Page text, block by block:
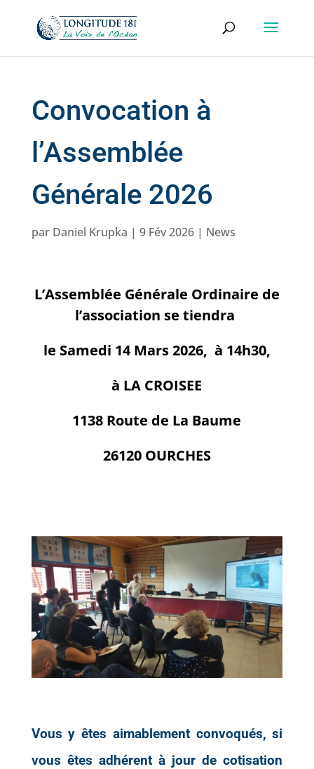
Convocation à
l’Assemblée
Générale 2026
par Daniel Krupka | 9 Fév 2026| News
L’Assemblée Générale Ordinaire de
l’association se tiendra
le Samedi 14 Mars 2026, à 14h30,
à LA CROISEE
1138 Route de La Baume
26120 OURCHES
Vous y êtes aimablement convoqués, si
vous êtes adhérent à jour de cotisation